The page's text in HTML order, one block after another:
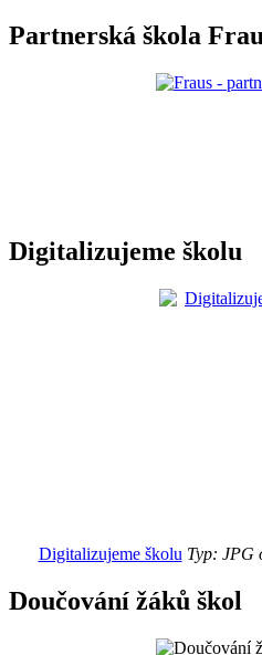
Partnerská škola
Digitalizujeme školu
Digitalizujeme školu Typ: JPG
Doučování žáků škol